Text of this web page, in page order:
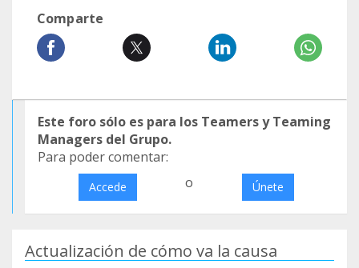
Comparte
Este foro sólo es para los Teamers y Teaming
Managers del Grupo.
Para poder comentar:
Accede o Únete
Actualización de cómo va la causa